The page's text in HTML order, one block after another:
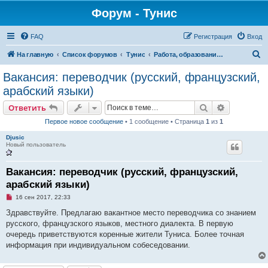
Форум - Тунис
FAQ Вход
Регистрация
На главную Список форумов Тунис Работа, образование в Тунисе
Вакансия: переводчик (русский, французский,
арабский языки)
Ответить Поиск
Первое новое сообщение • 1 сообщение • Страница 1 из 1
Djusic
Новый пользователь
Вакансия: переводчик (русский, французский,
арабский языки)
Н
п
р
о
ч
т
16 сен 2017, 22:33
Здравствуйте. Предлагаю вакантное место переводчика со знанием
русского, французского языков, местного диалекта. В первую
очередь приветствуются коренные жители Туниса. Более точная
информация при индивидуальном собеседовании.